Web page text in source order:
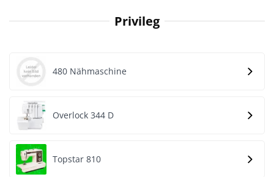
Privileg
480 Nähmaschine
Overlock 344 D
Topstar 810